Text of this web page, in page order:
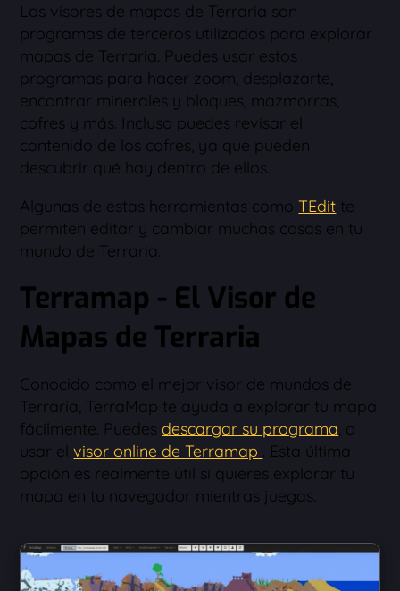
Los visores de mapas de Terraria son
programas de terceros utilizados para explorar
mapas de Terraria. Puedes usar estos
programas para hacer zoom, desplazarte,
encontrar minerales y bloques, mazmorras,
cofres y más. Incluso puedes revisar el
contenido de los cofres, ya que pueden
descubrir qué hay dentro de ellos.
Algunas de estas herramientas comoTEdit te
permiten editar y cambiar muchas cosas en tu
mundo de Terraria.
Terramap - El Visor de
Mapas de Terraria
Conocido como el mejor visor de mundos de
Terraria, TerraMap te ayuda a explorar tu mapa
fácilmente. Puedesdescargar su programa, o
usar elvisor online de Terramap . Esta última
opción es realmente útil si quieres explorar tu
mapa en tu navegador mientras juegas.